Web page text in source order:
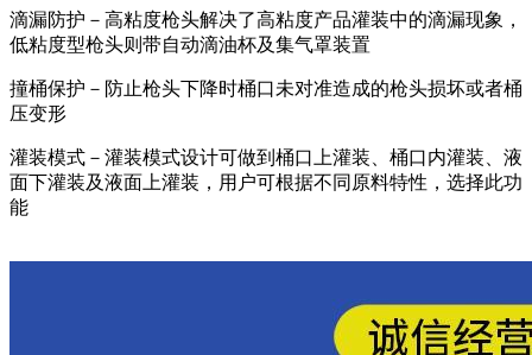
滴漏防护－高粘度枪头解决了高粘度产品灌装中的滴漏现象，
低粘度型枪头则带自动滴油杯及集气罩装置
撞桶保护－防止枪头下降时桶口未对准造成的枪头损坏或者桶
压变形
灌装模式－灌装模式设计可做到桶口上灌装、桶口内灌装、液
面下灌装及液面上灌装，用户可根据不同原料特性，选择此功
能